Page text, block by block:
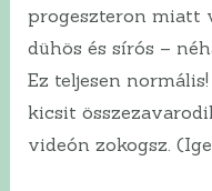
progeszteron miatt
dühös és sírós –
Ez teljesen
kicsit
videón zokogsz.